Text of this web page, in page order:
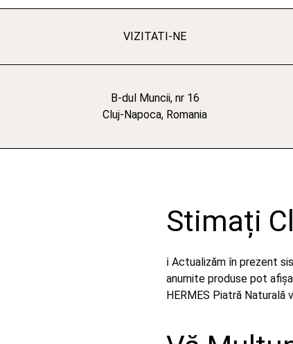
VIZITATI-NE
B-dul Muncii, nr 16
Cluj-Napoca, Romania
Stimați
ℹ️ Actualizăm în prezent
anumite produse pot
HERMES Piatră Naturală